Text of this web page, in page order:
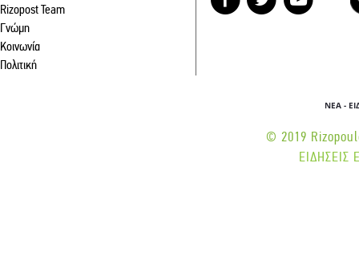
Rizopost Team
Γνώμη
Κοινωνία
Πολιτική
ΝΕΑ -
© 2019
ΕΙΔΗΣΕΙΣ